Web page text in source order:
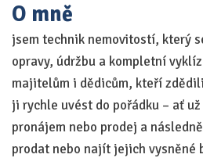
O mně
jsem technik nemovitostí, který
opravy, údržbu a kompletní
majitelům i dědicům, kteří
ji rychle uvést do pořádku – ať
pronájem nebo prodej a
prodat nebo najít jejich vysněné